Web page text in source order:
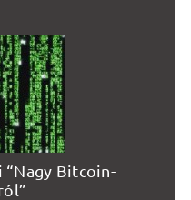
“Nagy Bitcoin-